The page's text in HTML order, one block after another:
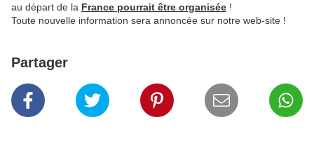
au départ de la France pourrait être organisée !
Toute nouvelle information sera annoncée sur notre web-site !
Partager